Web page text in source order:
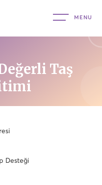
Taş
Desteği